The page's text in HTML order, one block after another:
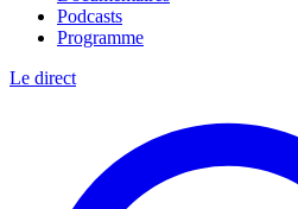
Podcasts
Programme
Le direct